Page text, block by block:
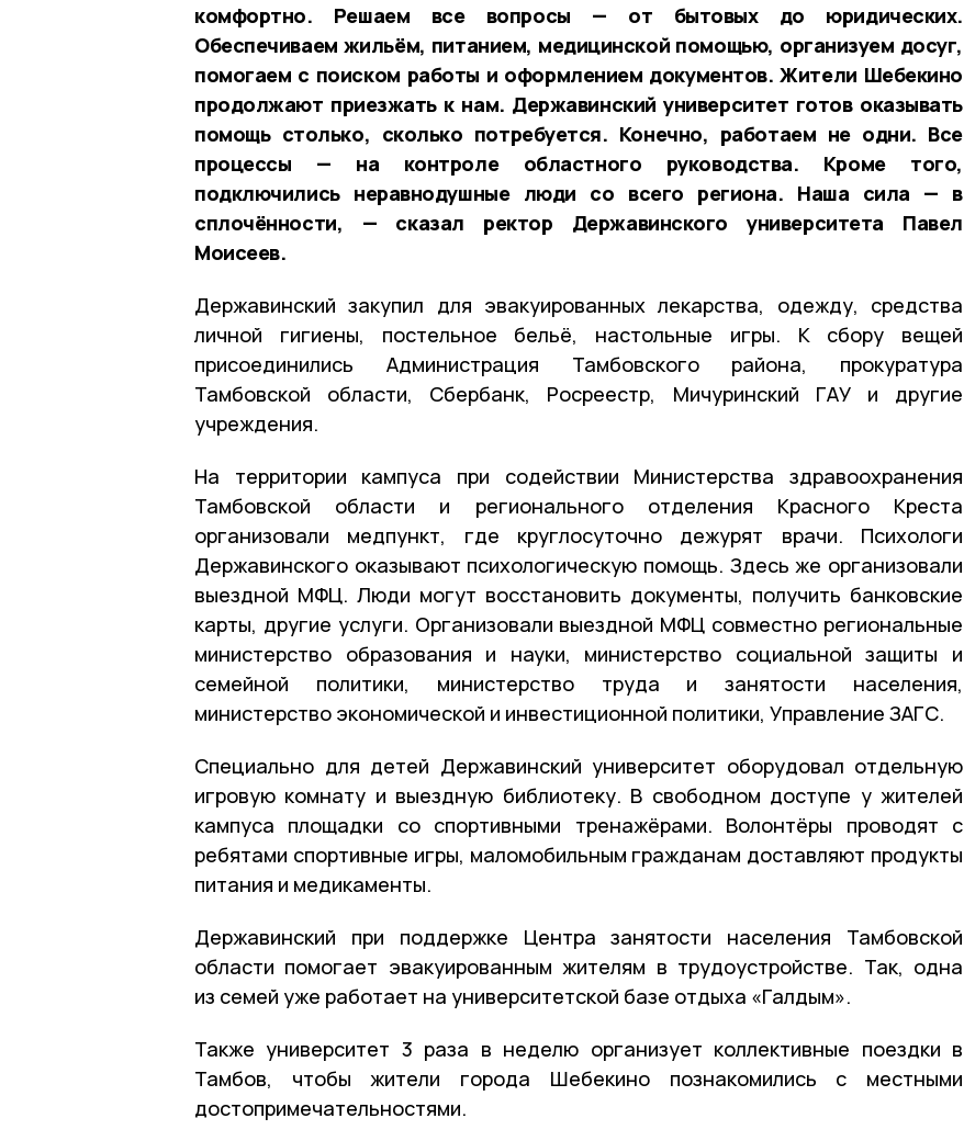
комфортно. Решаем все вопросы — от бытовых до юридических.
Обеспечиваем жильём, питанием, медицинской помощью, организуем досуг,
помогаем с поиском работы и оформлением документов. Жители Шебекино
продолжают приезжать к нам. Державинский университет готов оказывать
помощь столько, сколько потребуется. Конечно, работаем не одни. Все
процессы — на контроле областного руководства. Кроме того,
подключились неравнодушные люди со всего региона. Наша сила — в
сплочённости, — сказал ректор Державинского университета Павел
Моисеев.
Державинский закупил для эвакуированных лекарства, одежду, средства
личной гигиены, постельное бельё, настольные игры. К сбору вещей
присоединились Администрация Тамбовского района, прокуратура
Тамбовской области, Сбербанк, Росреестр, Мичуринский ГАУ и другие
учреждения.
На территории кампуса при содействии Министерства здравоохранения
Тамбовской области и регионального отделения Красного Креста
организовали медпункт, где круглосуточно дежурят врачи. Психологи
Державинского оказывают психологическую помощь. Здесь же организовали
выездной МФЦ. Люди могут восстановить документы, получить банковские
карты, другие услуги. Организовали выездной МФЦ совместно региональные
министерство образования и науки, министерство социальной защиты и
семейной политики, министерство труда и занятости населения,
министерство экономической и инвестиционной политики, Управление ЗАГС.
Специально для детей Державинский университет оборудовал отдельную
игровую комнату и выездную библиотеку. В свободном доступе у жителей
кампуса площадки со спортивными тренажёрами. Волонтёры проводят с
ребятами спортивные игры, маломобильным гражданам доставляют продукты
питания и медикаменты.
Державинский при поддержке Центра занятости населения Тамбовской
области помогает эвакуированным жителям в трудоустройстве. Так, одна
из семей уже работает на университетской базе отдыха «Галдым».
Также университет 3 раза в неделю организует коллективные поездки в
Тамбов, чтобы жители города Шебекино познакомились с местными
достопримечательностями.